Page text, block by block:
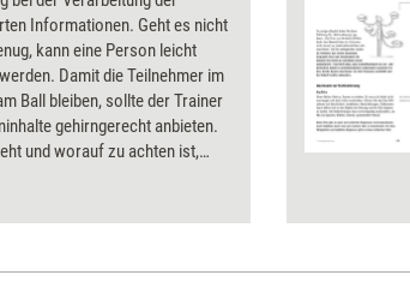
Informationen. Geht es nicht
kann eine Person leicht
Damit die Teilnehmer im
Ball bleiben, sollte der Trainer
gehirngerecht anbieten.
und worauf zu achten ist,